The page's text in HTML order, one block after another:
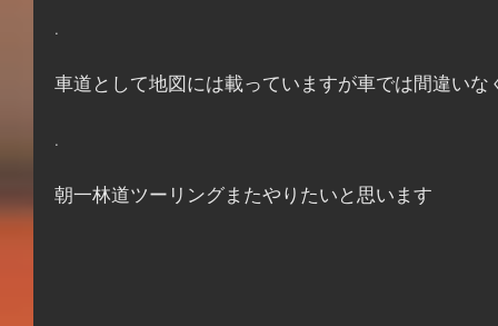
.
車道として地図には載っていますが車では間違いな
.
朝一林道ツーリングまたやりたいと思います